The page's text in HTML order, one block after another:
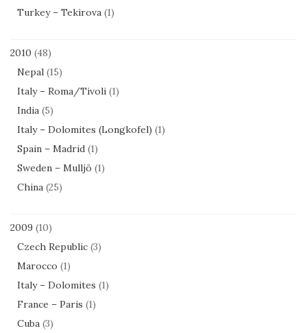
Turkey – Tekirova (1)
2010 (48)
Nepal (15)
Italy – Roma/Tivoli (1)
India (5)
Italy – Dolomites (Longkofel) (1)
Spain – Madrid (1)
Sweden – Mulljö (1)
China (25)
2009 (10)
Czech Republic (3)
Marocco (1)
Italy – Dolomites (1)
France – Paris (1)
Cuba (3)